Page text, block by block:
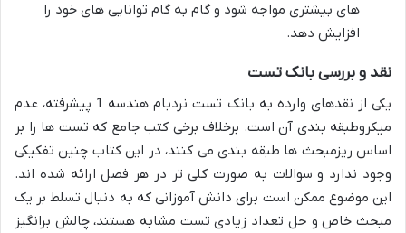
های بیشتری مواجه شود و گام به گام توانایی های خود را
افزایش دهد.
نقد و بررسی بانک تست
یکی از نقدهای وارده به بانک تست نردبام هندسه 1 پیشرفته، عدم
میکروطبقه بندی آن است. برخلاف برخی کتب جامع که تست ها را بر
اساس ریزمبحث ها طبقه بندی می کنند، در این کتاب چنین تفکیکی
وجود ندارد و سوالات به صورت کلی تر در هر فصل ارائه شده اند.
این موضوع ممکن است برای دانش آموزانی که به دنبال تسلط بر یک
مبحث خاص و حل تعداد زیادی تست مشابه هستند، چالش برانگیز